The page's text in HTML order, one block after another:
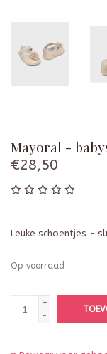
Mayoral -
€28,50
Leuke schoentjes -
Op voorraad
+
-